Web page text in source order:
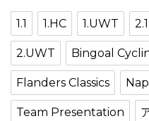
1.1 1.HC 1.UWT 2.1
2.UWT Bingoal
Flanders Classics
Team Presentation